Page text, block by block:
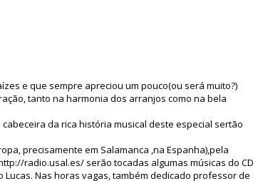
e que sempre apreciou um pouco(ou será muito?)
tanto na harmonia dos arranjos como na bela
da rica história musical deste especial sertão
precisamente em Salamanca ,na Espanha),pela
radio.usal.es/ serão tocadas algumas músicas do CD
Lucas. Nas horas vagas, também dedicado professor de